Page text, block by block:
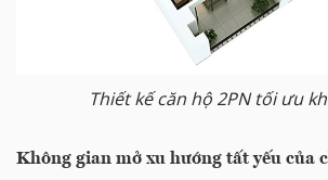
Thiết kế căn hộ 2PN tối ưu
Không gian mở xu hướng tất yếu của